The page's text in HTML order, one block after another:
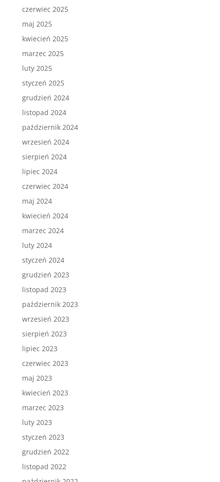
czerwiec 2025
maj 2025
kwiecień 2025
marzec 2025
luty 2025
styczeń 2025
grudzień 2024
listopad 2024
październik 2024
wrzesień 2024
sierpień 2024
lipiec 2024
czerwiec 2024
maj 2024
kwiecień 2024
marzec 2024
luty 2024
styczeń 2024
grudzień 2023
listopad 2023
październik 2023
wrzesień 2023
sierpień 2023
lipiec 2023
czerwiec 2023
maj 2023
kwiecień 2023
marzec 2023
luty 2023
styczeń 2023
grudzień 2022
listopad 2022